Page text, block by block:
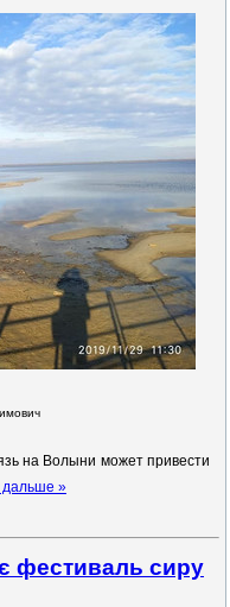
на Волыни может привести
дальше »
фестиваль сиру